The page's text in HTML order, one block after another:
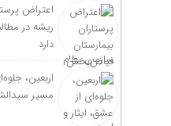
اعتراض
ریشه در
دارد
اربعین،
مسیر